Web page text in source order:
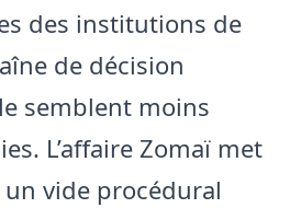
des institutions de
de décision
semblent moins
L’affaire Zomaï met
vide procédural